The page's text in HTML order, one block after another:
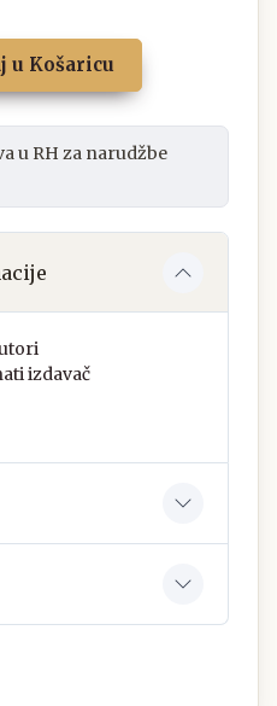
u Košaricu
u RH za narudžbe
izdavač